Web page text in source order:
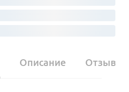
Описание Отзывы